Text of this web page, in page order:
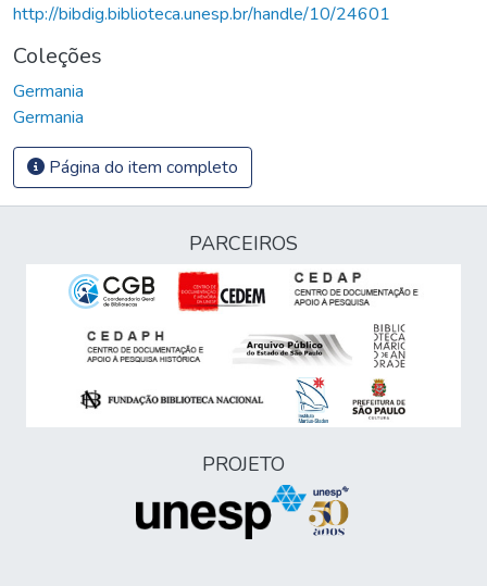
http://bibdig.biblioteca.unesp.br/handle/10/24601
Coleções
Germania
Germania
Página do item completo
PARCEIROS
PROJETO